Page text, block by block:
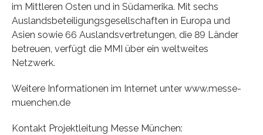
im Mittleren Osten und in Südamerika. Mit sechs
Auslandsbeteiligungsgesellschaften in Europa und
Asien sowie 66 Auslandsvertretungen, die 89 Länder
betreuen, verfügt die MMI über ein weltweites
Netzwerk.
Weitere Informationen im Internet unter www.messe-
muenchen.de
Kontakt Projektleitung Messe München: